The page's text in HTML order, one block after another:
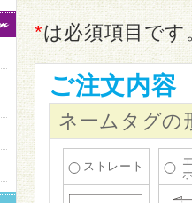
*は必須項目です
ご注文内容
ネームタグの
ストレート